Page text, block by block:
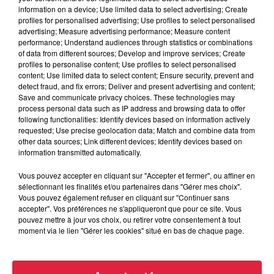
prairies, le temps d’un week-end.
MODE DE VIE ET ARTISANAT
Les Médiomatrici vous ferons remonter le temps au travers
de différents ateliers : filage de la laine, teinture végétale,
frappe de monnaie, poterie, travail du cuir, forge. Ils vont
également poursuivre leur entraînement militaire pour être
prêts à défendre le village en cas de guerre et utiliser leurs
instruments de musique. Une véritable plongée vers l’âge
du fer. Vous pourrez échanger avec les membres de la tribu :
ils sont passionnés par la vie des Gaulois et seront ravis de
partager leurs connaissances.
PRÉPARATION DU CHANTIER D’UN
GRENIER
Lors de ce week-end, les premiers éléments pour constituer
l’endroit où étaient stockées les réserves alimentaires, pour
information on a device; Use limited data to select advertising; Create
profiles for personalised advertising; Use profiles to select personalised
advertising; Measure advertising performance; Measure content
performance; Understand audiences through statistics or combinations
of data from different sources; Develop and improve services; Create
profiles to personalise content; Use profiles to select personalised
content; Use limited data to select content; Ensure security, prevent and
detect fraud, and fix errors; Deliver and present advertising and content;
Save and communicate privacy choices. These technologies may
process personal data such as IP address and browsing data to offer
following functionalities: Identify devices based on information actively
requested; Use precise geolocation data; Match and combine data from
other data sources; Link different devices; Identify devices based on
information transmitted automatically.
Vous pouvez accepter en cliquant sur "Accepter et fermer", ou affiner en
sélectionnant les finalités et/ou partenaires dans "Gérer mes choix".
Vous pouvez également refuser en cliquant sur "Continuer sans
accepter". Vos préférences ne s'appliqueront que pour ce site. Vous
pouvez mettre à jour vos choix, ou retirer votre consentement à tout
moment via le lien "Gérer les cookies" situé en bas de chaque page.